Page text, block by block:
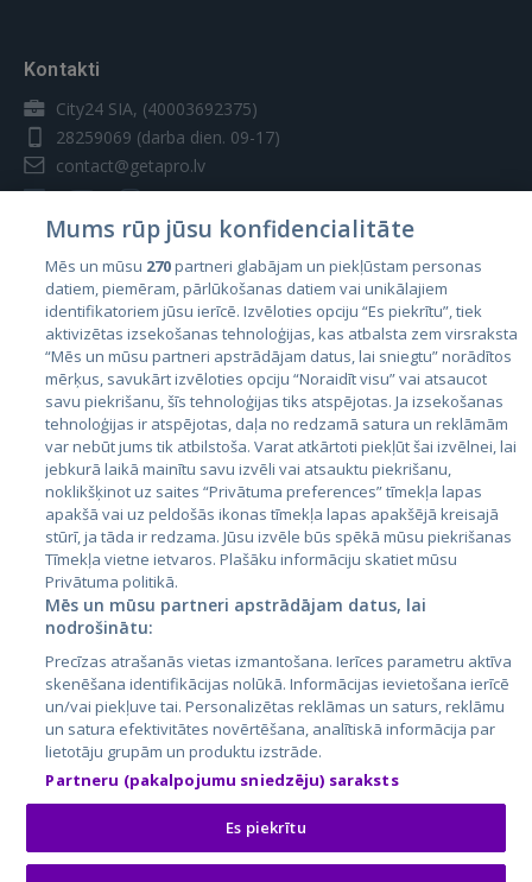
Kontakti
City24 SIA, (40003692375)
28259069 (darba dien. 09-17)
contact@getapro.lv
Valstis
Igaunija
Latvija
Lietuva
City24.lv
City24.ee
GetaPro.lv
GetaPro.ee
Skelbiu.lt
Autoplius.lt
Aruodas.lt
Kainos.lt
Paslaugos.lt
auto24.ee
KV.ee
Osta.ee
KuldneBörs.ee
Mums rūp jūsu konfidencialitāte
Mēs un mūsu 270partneri glabājam un piekļūstam personas
datiem, piemēram, pārlūkošanas datiem vai unikālajiem
identifikatoriem jūsu ierīcē. Izvēloties opciju “Es piekrītu”, tiek
aktivizētas izsekošanas tehnoloģijas, kas atbalsta zem virsraksta
“Mēs un mūsu partneri apstrādājam datus, lai sniegtu” norādītos
mērķus, savukārt izvēloties opciju “Noraidīt visu” vai atsaucot
savu piekrišanu, šīs tehnoloģijas tiks atspējotas. Ja izsekošanas
tehnoloģijas ir atspējotas, daļa no redzamā satura un reklāmām
var nebūt jums tik atbilstoša. Varat atkārtoti piekļūt šai izvēlnei, lai
jebkurā laikā mainītu savu izvēli vai atsauktu piekrišanu,
noklikšķinot uz saites “Privātuma preferences” tīmekļa lapas
apakšā vai uz peldošās ikonas tīmekļa lapas apakšējā kreisajā
stūrī, ja tāda ir redzama. Jūsu izvēle būs spēkā mūsu piekrišanas
Tīmekļa vietne ietvaros. Plašāku informāciju skatiet mūsu
Privātuma politikā.
Mēs un mūsu partneri apstrādājam datus, lai
nodrošinātu:
Precīzas atrašanās vietas izmantošana. Ierīces parametru aktīva
skenēšana identifikācijas nolūkā. Informācijas ievietošana ierīcē
un/vai piekļuve tai. Personalizētas reklāmas un saturs, reklāmu
un satura efektivitātes novērtēšana, analītiskā informācija par
lietotāju grupām un produktu izstrāde.
Partneru (pakalpojumu sniedzēju) saraksts
Es piekrītu